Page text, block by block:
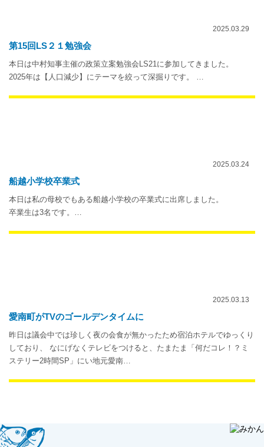
2025.03.29
第15回LS２１勉強会
本日は中村知事主催の政策立案勉強会LS21に参加してきました。
2025年は【人口減少】にテーマを絞って深掘りです。 …
2025.03.24
船越小学校卒業式
本日は私の母校でもある船越小学校の卒業式に出席しました。
卒業生は3名です。…
2025.03.13
愛南町がTVのゴールデンタイムに
昨日は議会中では珍しく夜の会食が無かったため宿泊ホテルでゆっくり
しており、 なにげなくテレビをつけると、たまたま「何だコレ！？ミ
ステリー2時間SP」にい地元愛南…